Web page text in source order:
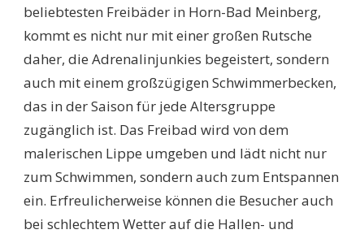
beliebtesten Freibäder in Horn-Bad Meinberg,
kommt es nicht nur mit einer großen Rutsche
daher, die Adrenalinjunkies begeistert, sondern
auch mit einem großzügigen Schwimmerbecken,
das in der Saison für jede Altersgruppe
zugänglich ist. Das Freibad wird von dem
malerischen Lippe umgeben und lädt nicht nur
zum Schwimmen, sondern auch zum Entspannen
ein. Erfreulicherweise können die Besucher auch
bei schlechtem Wetter auf die Hallen- und